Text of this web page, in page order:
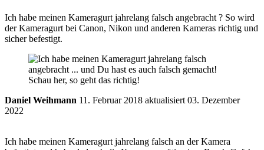
Ich habe meinen Kameragurt jahrelang falsch angebracht ? So wird
der Kameragurt bei Canon, Nikon und anderen Kameras richtig und
sicher befestigt.
Daniel Weihmann 11. Februar 2018 aktualisiert 03. Dezember
2022
Ich habe meinen Kameragurt jahrelang falsch an der Kamera